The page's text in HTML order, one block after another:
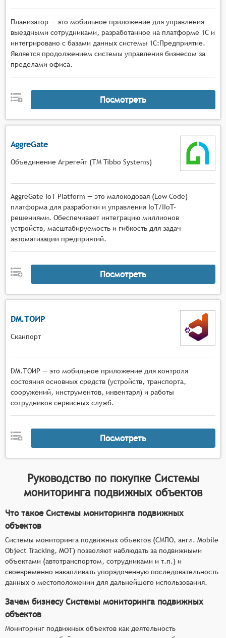
Планизатор — это мобильное приложение для управления
выездными сотрудниками, разработанное на платформе 1С и
интегрировано с базами данных системы 1С:Предприятие.
Является продолжением системы управления бизнесом за
пределами офиса.
Посмотреть
AggreGate
Объединение Агрегейт (ТМ Tibbo Systems)
AggreGate IoT Platform — это малокодовая (Low Code)
платформа для разработки и управления IoT/IIoT-
решениями. Обеспечивает интеграцию миллионов
устройств, масштабируемость и гибкость для задач
автоматизации предприятий.
Посмотреть
DM.ТОИР
Сканпорт
DM.ТОИР — это мобильное приложение для контроля
состояния основных средств (устройств, транспорта,
сооружений, инструментов, инвентаря) и работы
сотрудников сервисных служб.
Посмотреть
Руководство по покупке Системы
мониторинга подвижных объектов
Что такое Системы мониторинга подвижных
объектов
Системы мониторинга подвижных объектов (СМПО, англ. Mobile
Object Tracking, MOT) позволяют наблюдать за подвижными
объектами (автотранспортом, сотрудниками и т.п.) и
своевременно накапливать упорядоченную последовательность
данных о местоположении для дальнейшего использования.
Зачем бизнесу Системы мониторинга подвижных
объектов
Мониторинг подвижных объектов как деятельность